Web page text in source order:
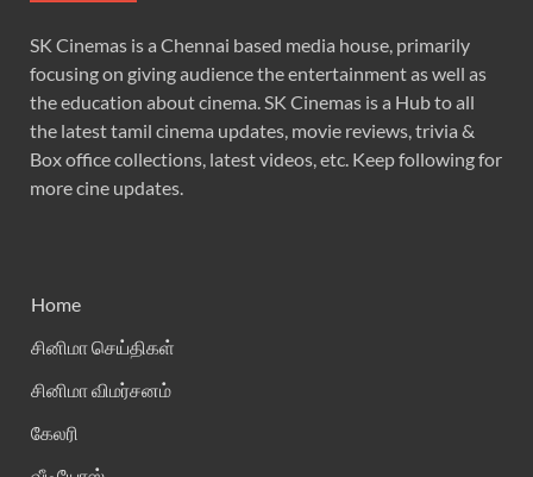
SK Cinemas is a Chennai based media house, primarily
focusing on giving audience the entertainment as well as
the education about cinema. SK Cinemas is a Hub to all
the latest tamil cinema updates, movie reviews, trivia &
Box office collections, latest videos, etc. Keep following for
more cine updates.
Home
சினிமா செய்திகள்
சினிமா விமர்சனம்
கேலரி